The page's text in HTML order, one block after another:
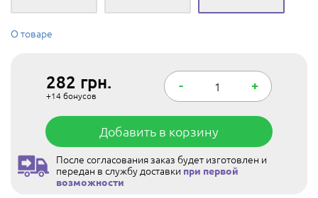
О товаре
282 грн.
+14бонусов
- +
Добавить в корзину
После согласования заказ будет изготовлен и
передан в службу доставки при первой
возможности